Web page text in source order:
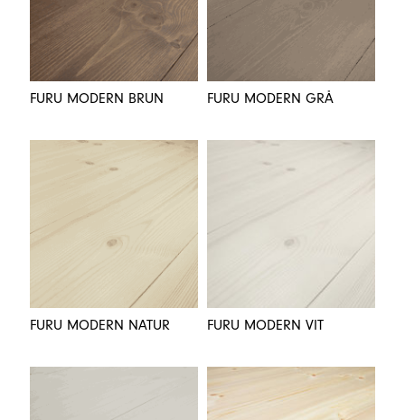
FURU MODERN BRUN FURU MODERN GRÅ
FURU MODERN NATUR FURU MODERN VIT